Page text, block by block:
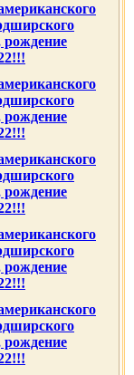
рождение
рождение
рождение
рождение
рождение